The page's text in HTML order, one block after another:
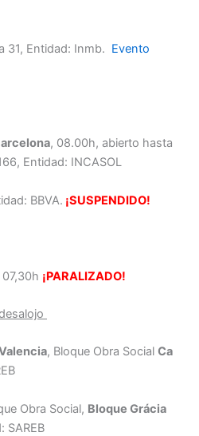
31, Entidad: Inmb. Evento
, 08.00h, abierto hasta
Entidad: INCASOL
BBVA. ¡SUSPENDIDO!
07,30h ¡PARALIZADO!
, Bloque Obra Social Ca
Obra Social, Bloque Grácia
SAREB